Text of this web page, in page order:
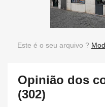
Este é o seu arquivo ?
Opinião dos
(302)